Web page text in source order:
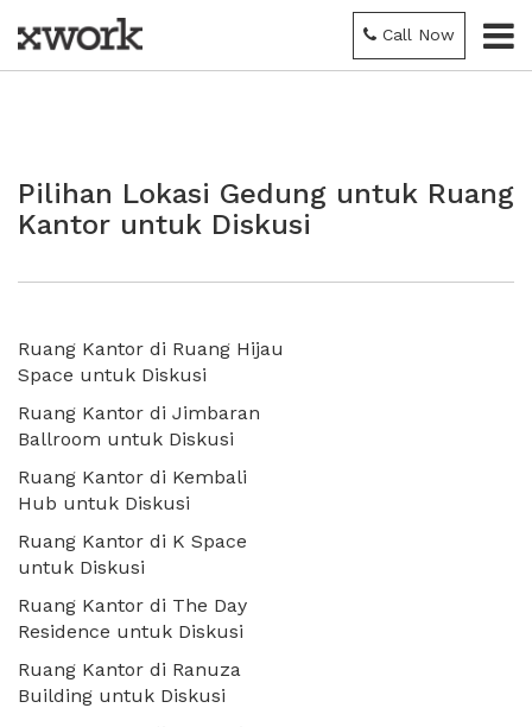
Call Now
Pilihan Lokasi Gedung untuk Ruang
Kantor untuk Diskusi
Ruang Kantor di Ruang Hijau
Space untuk Diskusi
Ruang Kantor di Jimbaran
Ballroom untuk Diskusi
Ruang Kantor di Kembali
Hub untuk Diskusi
Ruang Kantor di K Space
untuk Diskusi
Ruang Kantor di The Day
Residence untuk Diskusi
Ruang Kantor di Ranuza
Building untuk Diskusi